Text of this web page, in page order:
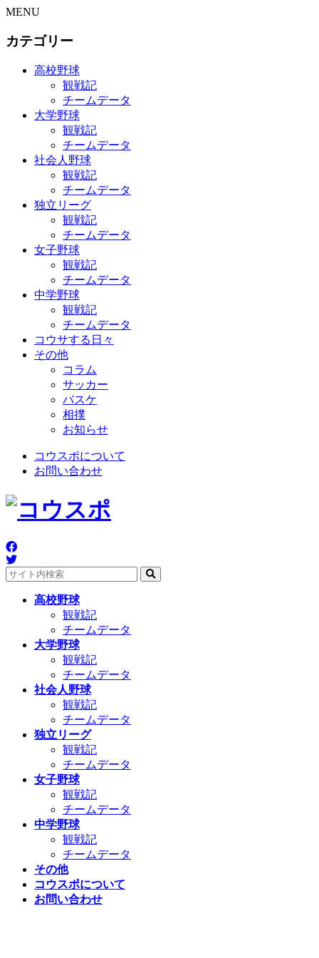
MENU
カテゴリー
高校野球
観戦記
チームデータ
大学野球
観戦記
チームデータ
社会人野球
観戦記
チームデータ
独立リーグ
観戦記
チームデータ
女子野球
観戦記
チームデータ
中学野球
観戦記
チームデータ
コウサする日々
その他
コラム
サッカー
バスケ
相撲
お知らせ
コウスポについて
お問い合わせ
高校野球
観戦記
チームデータ
大学野球
観戦記
チームデータ
社会人野球
観戦記
チームデータ
独立リーグ
観戦記
チームデータ
女子野球
観戦記
チームデータ
中学野球
観戦記
チームデータ
その他
コウスポについて
お問い合わせ